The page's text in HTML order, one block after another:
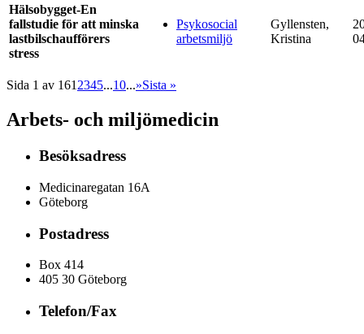
Hälsobygget-En
fallstudie för att minska
lastbilschaufförers
stress
Psykosocial
arbetsmiljö
Gyllensten,
Kristina
Sida 1 av 1612345...10...»Sista »
Arbets- och miljömedicin
Besöksadress
Medicinaregatan 16A
Göteborg
Postadress
Box 414
405 30 Göteborg
Telefon/Fax